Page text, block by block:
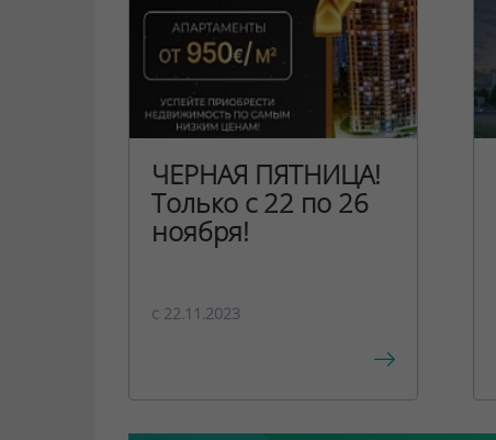
ЧЕРНАЯ ПЯТНИЦА!
Только с 22 по 26
ноября!
c 22.11.2023